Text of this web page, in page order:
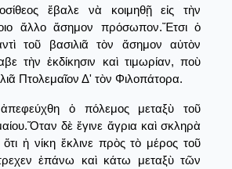
ἔβαλε νὰ κοιμηθῇ εἰς τὴν
ἄλλο ἄσημον πρόσωπον.Ἔτσι ὁ
τοῦ βασιλιᾶ τὸν ἄσημον αὐτὸν
τὴν ἐκδίκησιν καὶ τιμωρίαν, ποὺ
Πτολεμαῖον Δ' τὸν Φιλοπάτορα.
ὁ πόλεμος μεταξὺ τοῦ
δὲ ἔγινε ἄγρια καὶ σκληρὰ
ἡ νίκη ἔκλινε πρὸς τὸ μέρος τοῦ
ἐπάνω καὶ κάτω μεταξὺ τῶν